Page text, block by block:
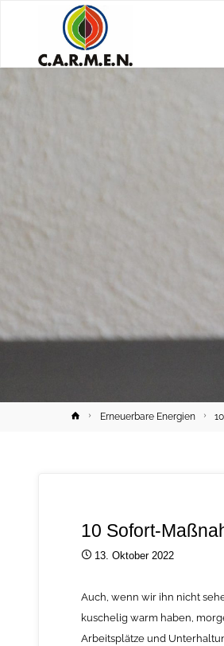
HomeErneuerbare Energien
10 Sofort-
13. Oktober 2022
Auch, wenn wir ihn nicht
kuschelig warm haben,
Arbeitsplätze und